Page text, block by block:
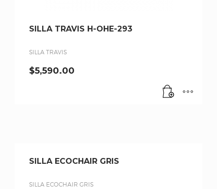
SILLA TRAVIS H-OHE-293
SILLA TRAVIS
$5,590.00
SILLA ECOCHAIR GRIS
SILLA ECOCHAIR GRIS